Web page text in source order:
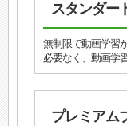
スタンダー
無制限で動画学習
必要なく、動画学
プレミアム